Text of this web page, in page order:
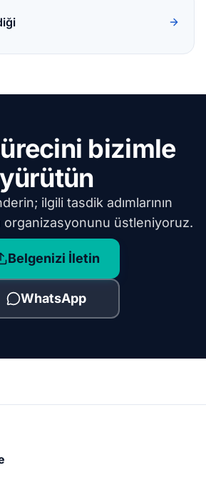
bizimle
yürütün
ilgili tasdik adımlarının
organizasyonunu üstleniyoruz.
Belgenizi İletin
WhatsApp